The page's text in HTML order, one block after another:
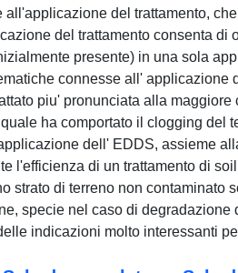
all'applicazione del trattamento,
del trattamento consenta di
presente) in una sola
connesse all'
piu' pronunciata alla
ha comportato il clogging del
dell' EDDS, assieme
l'efficienza di un trattamento di
strato di terreno non contaminato
specie nel caso di
indicazioni molto interessanti